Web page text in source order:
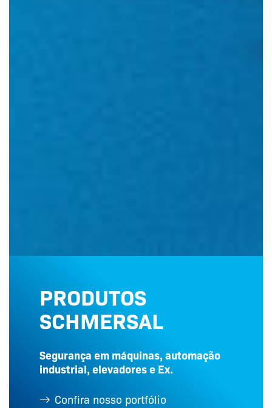
PRODUTOS
SCHMERSAL
Segurança em máquinas, automação
industrial, elevadores e Ex.
Confira nosso portfólio